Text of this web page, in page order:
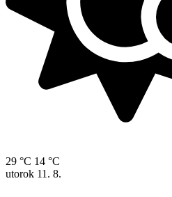
29 °C 14 °C
utorok 11. 8.